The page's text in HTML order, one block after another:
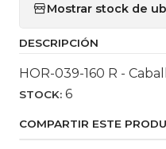
Mostrar stock de
DESCRIPCIÓN
HOR-039-160 R -
STOCK: 6
COMPARTIR ESTE